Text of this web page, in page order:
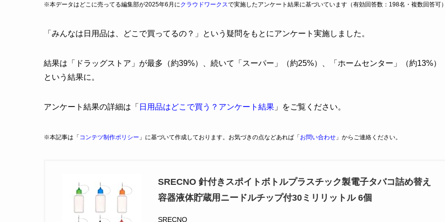
※本データはどこに売ってる編集部が2025年6月にクラウドワークスで実施したアンケート結果に基づいています（有効回答数：198名・複数回答可
「みんなは日用品は、どこで買ってるの？」という疑問をもとにアンケート実施しました。
結果は「ドラッグストア」が最多（約39%）、続いて「スーパー」（約25%）、「ホームセンター」（約13%）
という結果に。
アンケート結果の詳細は「 日用品はどこで買う？アンケート結果 」をご覧ください。
※本記事は「 コンテツ制作ポリシー 」に基づいて作成しております。お気づきの点などあれば「 お問い合わせ 」からご連絡ください。
SRECNO 針付きスポイトボトルプラスチック製電子タバコ詰め替え
容器液体貯蔵用ニードルチップ付30ミリリットル 6個
SRECNO